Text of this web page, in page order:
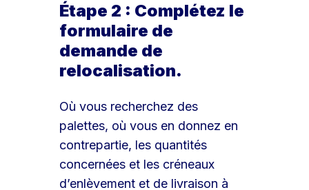
Étape 2 : Complétez le
formulaire de
demande de
relocalisation.
Où vous recherchez des
palettes, où vous en donnez en
contrepartie, les quantités
concernées et les créneaux
d’enlèvement et de livraison à